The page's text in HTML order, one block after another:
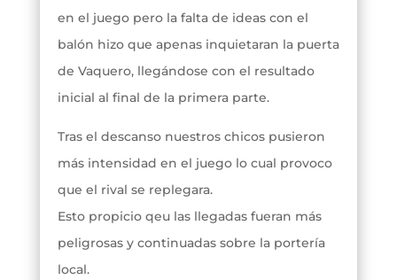
en el juego pero la falta de ideas con el
balón hizo que apenas inquietaran la puerta
de Vaquero, llegándose con el resultado
inicial al final de la primera parte.
Tras el descanso nuestros chicos pusieron
más intensidad en el juego lo cual provoco
que el rival se replegara.
Esto propicio qeu las llegadas fueran más
peligrosas y continuadas sobre la portería
local.